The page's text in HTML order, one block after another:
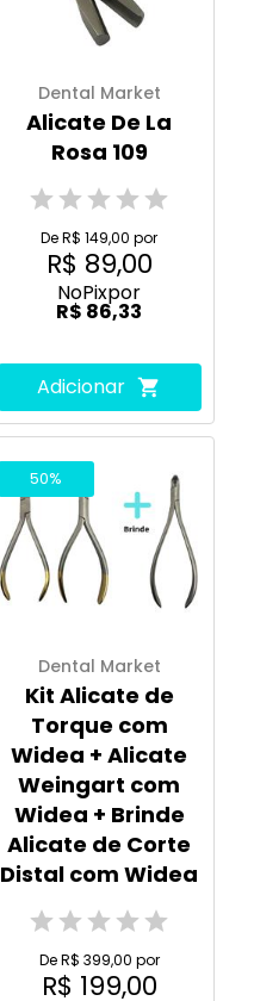
Dental Market
Alicate De La
Rosa 109
De R$ 149,00 por
R$ 89,00
NoPixpor
R$ 86,33
Adicionar
50%
Dental Market
Kit Alicate de
Torque com
Widea + Alicate
Weingart com
Widea + Brinde
Alicate de Corte
Distal com Widea
De R$ 399,00 por
R$ 199,00